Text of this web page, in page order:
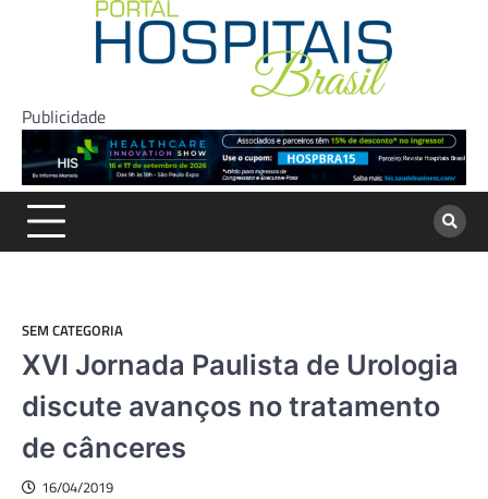
Publicidade
SEM CATEGORIA
XVI Jornada Paulista de Urologia
discute avanços no tratamento
de cânceres
16/04/2019